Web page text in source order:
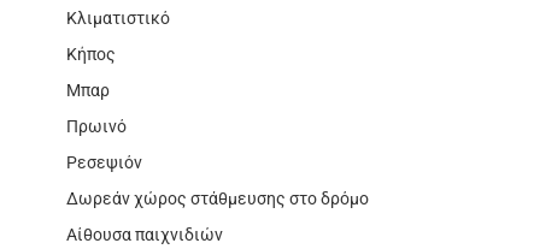
Κλιματιστικό
Κήπος
Μπαρ
Πρωινό
Ρεσεψιόν
Δωρεάν χώρος στάθμευσης στο δρόμο
Αίθουσα παιχνιδιών